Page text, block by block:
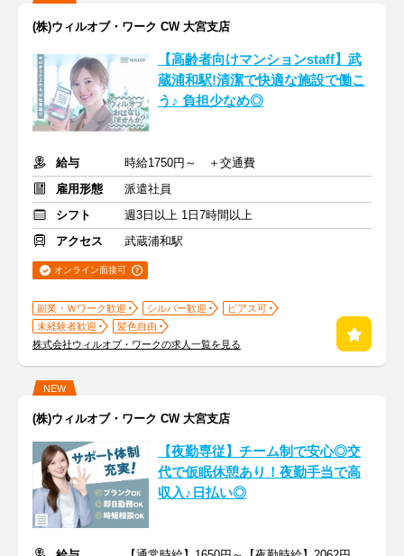
(株)ウィルオブ・ワーク CW 大宮支店
【高齢者向けマンションstaff】武
蔵浦和駅!清潔で快適な施設で働こ
う♪ 負担少なめ◎
給与
時給1750円～ ＋交通費
雇用形態
派遣社員
シフト
週3日以上 1日7時間以上
アクセス
武蔵浦和駅
オンライン面接可
副業・Ｗワーク歓迎 シルバー歓迎
ピアス可
未経験者歓迎
髪色自由
株式会社ウィルオブ・ワークの求人一覧を見る
NEW
(株)ウィルオブ・ワーク CW 大宮支店
【夜勤専従】チーム制で安心◎交
代で仮眠休憩あり！夜勤手当で高
収入♪日払い◎